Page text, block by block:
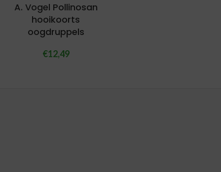
A. Vogel Pollinosan
hooikoorts
oogdruppels
€12,49